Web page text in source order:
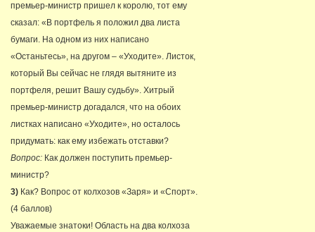
премьер-министр пришел к королю, тот ему
сказал: «В портфель я положил два листа
бумаги. На одном из них написано
«Останьтесь», на другом – «Уходите». Листок,
который Вы сейчас не глядя вытяните из
портфеля, решит Вашу судьбу». Хитрый
премьер-министр догадался, что на обоих
листках написано «Уходите», но осталось
придумать: как ему избежать отставки?
Вопрос: Как должен поступить премьер-
министр?
3) Как? Вопрос от колхозов «Заря» и «Спорт».
(4 баллов)
Уважаемые знатоки! Область на два колхоза